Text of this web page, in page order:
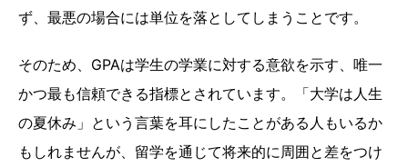
ず、最悪の場合には単位を落としてしまうことです。
そのため、GPAは学生の学業に対する意欲を示す、唯一
かつ最も信頼できる指標とされています。「大学は人生
の夏休み」という言葉を耳にしたことがある人もいるか
もしれませんが、留学を通じて将来的に周囲と差をつけ